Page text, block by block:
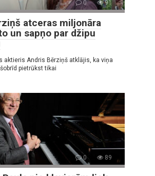
0 91
atceras miljonāra
un sapņo par džipu
aktieris Andris Bērziņš atklājis, ka viņa
pietrūkst tikai
0 89